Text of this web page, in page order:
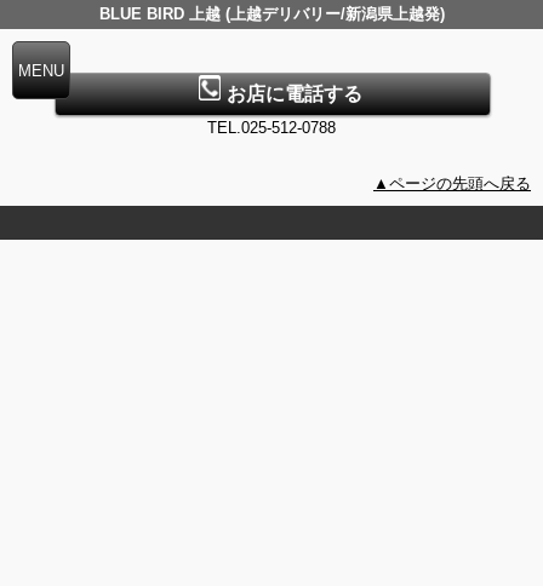
BLUE BIRD 上越 (上越デリバリー/新潟県上越発)
お店に電話する
TEL.025-512-0788
▲ページの先頭へ戻る